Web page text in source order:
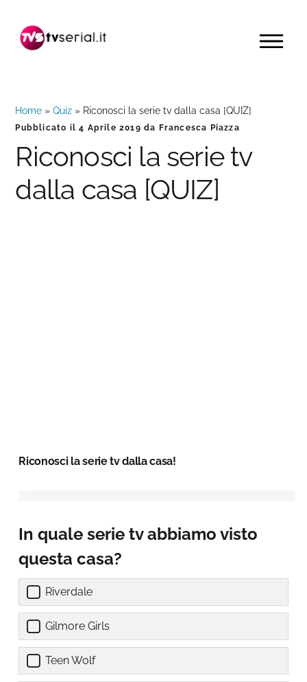
navigazione
contenuto
barra
MENU
Home »Quiz » Riconosci la serie tv dalla casa [QUIZ]
Pubblicato il4 Aprile 2019 da Francesca Piazza
Riconosci la serie tv
dalla casa [QUIZ]
Riconosci la serie tv dalla casa!
In quale serie tv abbiamo visto
questa casa?
Riverdale
Gilmore Girls
Teen Wolf